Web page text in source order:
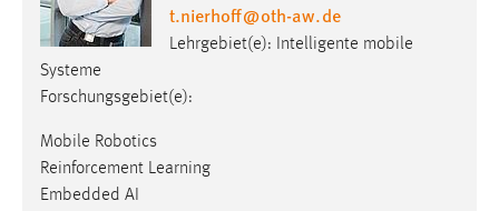
t.nierhoff@oth-aw.de
Lehrgebiet(e): Intelligente mobile
Systeme
Forschungsgebiet(e):
Mobile Robotics
Reinforcement Learning
Embedded AI